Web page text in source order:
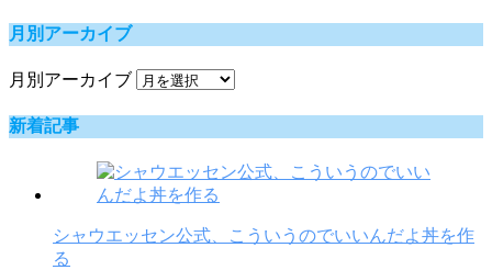
月別アーカイブ
月別アーカイブ
新着記事
シャウエッセン公式、こういうのでいいんだよ丼を作
る